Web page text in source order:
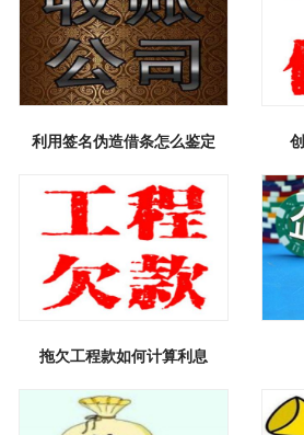
利用签名伪造借条怎么鉴定
拖欠工程款如何计算利息